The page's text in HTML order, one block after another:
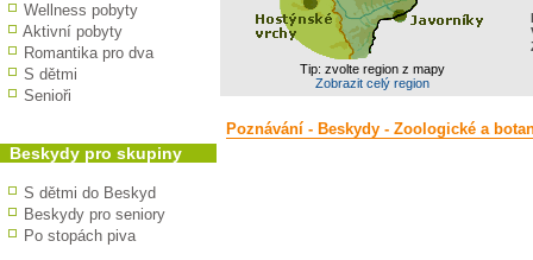
Wellness pobyty
Aktivní pobyty
Romantika pro dva
S dětmi
Senioři
Beskydy pro skupiny
S dětmi do Beskyd
Beskydy pro seniory
Po stopách piva
Tip: zvolte region z mapy
Zobrazit celý region
Poznávání - Beskydy - Zoologické a